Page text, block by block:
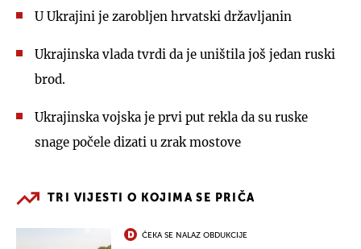
U Ukrajini je zarobljen hrvatski državljanin
Ukrajinska vlada tvrdi da je uništila još jedan ruski
brod.
Ukrajinska vojska je prvi put rekla da su ruske
snage počele dizati u zrak mostove
TRI VIJESTI O KOJIMA SE PRIČA
ČEKA SE NALAZ OBDUKCIJE